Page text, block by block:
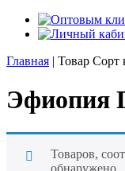
Главная | Товар Сорт
Эфиопия
Товаров,
обнаружено.